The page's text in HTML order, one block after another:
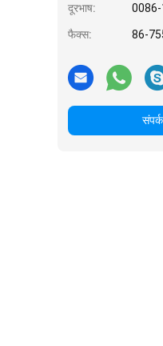
दूरभाष:
फैक्स: 86-